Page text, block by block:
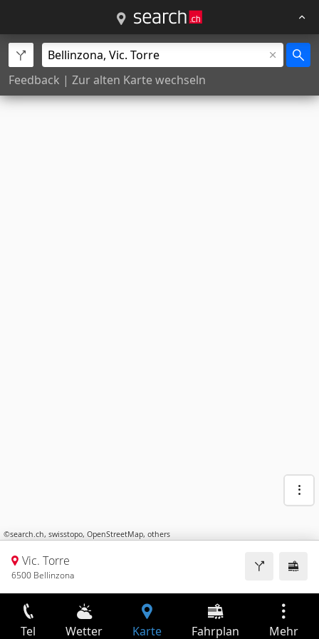
Feedback | Zur alten Karte wechseln
©search.ch, swisstopo, OpenStreetMap, others
Vic. Torre
6500 Bellinzona
Tel Wetter Karte Fahrplan Mehr